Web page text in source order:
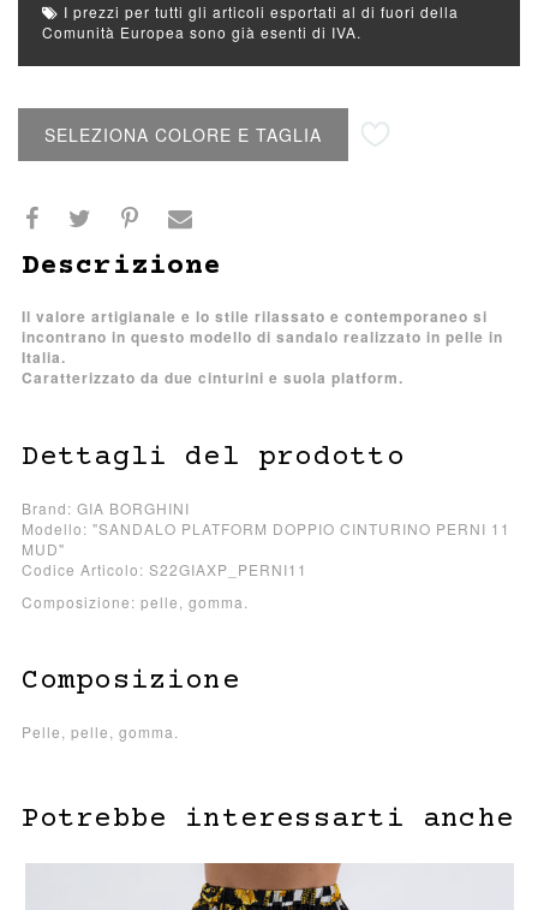
I prezzi per tutti gli articoli esportati al di fuori della
Comunità Europea sono già esenti di IVA.
SELEZIONA COLORE E TAGLIA
Descrizione
Il valore artigianale e lo stile rilassato e contemporaneo si
incontrano in questo modello di sandalo realizzato in pelle in
Italia.
Caratterizzato da due cinturini e suola platform.
Dettagli del prodotto
Brand: GIA BORGHINI
Modello: "SANDALO PLATFORM DOPPIO CINTURINO PERNI 11
MUD"
Codice Articolo: S22GIAXP_PERNI11
Composizione: pelle, gomma.
Composizione
Pelle, pelle, gomma.
Potrebbe interessarti anche